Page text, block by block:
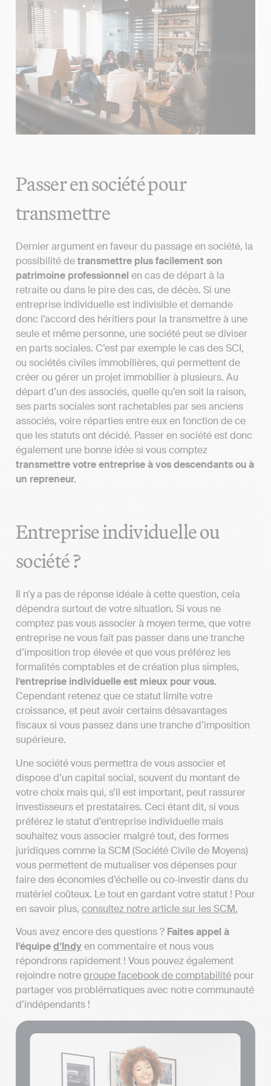
Passer en société pour
transmettre
Dernier argument en faveur du passage en société, la
possibilité detransmettre plus facilement son
patrimoine professionnel en cas de départ à la
retraite ou dans le pire des cas, de décès. Si une
entreprise individuelle est indivisible et demande
donc l’accord des héritiers pour la transmettre à une
seule et même personne, une société peut se diviser
en parts sociales. C’est par exemple le cas des SCI,
ou sociétés civiles immobilières, qui permettent de
créer ou gérer un projet immobilier à plusieurs. Au
départ d’un des associés, quelle qu’en soit la raison,
ses parts sociales sont rachetables par ses anciens
associés, voire réparties entre eux en fonction de ce
que les statuts ont décidé. Passer en société est donc
également une bonne idée si vous comptez
transmettre votre entreprise à vos descendants ou à
un repreneur.
Entreprise individuelle ou
société ?
Il n’y a pas de réponse idéale à cette question, cela
dépendra surtout de votre situation. Si vous ne
comptez pas vous associer à moyen terme, que votre
entreprise ne vous fait pas passer dans une tranche
d’imposition trop élevée et que vous préférez les
formalités comptables et de création plus simples,
l’entreprise individuelle est mieux pour vous.
Cependant retenez que ce statut limite votre
croissance, et peut avoir certains désavantages
fiscaux si vous passez dans une tranche d’imposition
supérieure.
Une société vous permettra de vous associer et
dispose d’un capital social, souvent du montant de
votre choix mais qui, s’il est important, peut rassurer
investisseurs et prestataires. Ceci étant dit, si vous
préférez le statut d’entreprise individuelle mais
souhaitez vous associer malgré tout, des formes
juridiques comme la SCM (Société Civile de Moyens)
vous permettent de mutualiser vos dépenses pour
faire des économies d’échelle ou co-investir dans du
matériel coûteux. Le tout en gardant votre statut ! Pour
en savoir plus, consultez notre article sur les SCM.
Vous avez encore des questions ? Faites appel à
l’équiped’Indyen commentaire et nous vous
répondrons rapidement ! Vous pouvez également
rejoindre notregroupe facebook de comptabilité pour
partager vos problématiques avec notre communauté
d’indépendants !